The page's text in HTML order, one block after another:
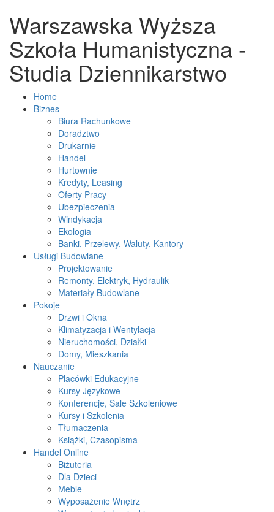
Warszawska Wyższa
Szkoła Humanistyczna -
Studia Dziennikarstwo
Home
Biznes
Biura Rachunkowe
Doradztwo
Drukarnie
Handel
Hurtownie
Kredyty, Leasing
Oferty Pracy
Ubezpieczenia
Windykacja
Ekologia
Banki, Przelewy, Waluty, Kantory
Usługi Budowlane
Projektowanie
Remonty, Elektryk, Hydraulik
Materiały Budowlane
Pokoje
Drzwi i Okna
Klimatyzacja i Wentylacja
Nieruchomości, Działki
Domy, Mieszkania
Nauczanie
Placówki Edukacyjne
Kursy Językowe
Konferencje, Sale Szkoleniowe
Kursy i Szkolenia
Tłumaczenia
Książki, Czasopisma
Handel Online
Biżuteria
Dla Dzieci
Meble
Wyposażenie Wnętrz